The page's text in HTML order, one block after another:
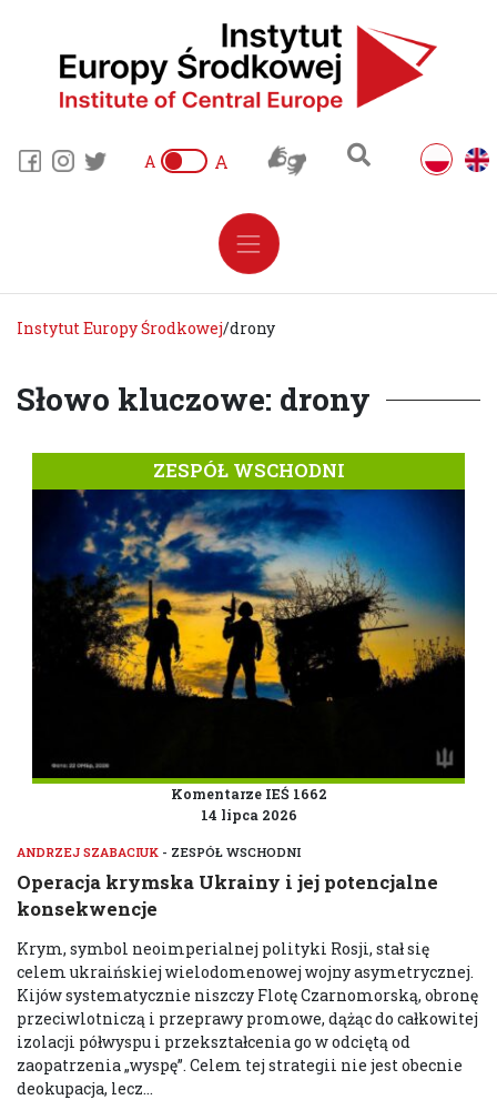
A A
Instytut Europy Środkowej/drony
Słowo kluczowe: drony
ZESPÓŁ WSCHODNI
Komentarze IEŚ 1662
14 lipca 2026
ANDRZEJ SZABACIUK - ZESPÓŁ WSCHODNI
Operacja krymska Ukrainy i jej potencjalne
konsekwencje
Krym, symbol neoimperialnej polityki Rosji, stał się
celem ukraińskiej wielodomenowej wojny asymetrycznej.
Kijów systematycznie niszczy Flotę Czarnomorską, obronę
przeciwlotniczą i przeprawy promowe, dążąc do całkowitej
izolacji półwyspu i przekształcenia go w odciętą od
zaopatrzenia „wyspę”. Celem tej strategii nie jest obecnie
deokupacja, lecz...